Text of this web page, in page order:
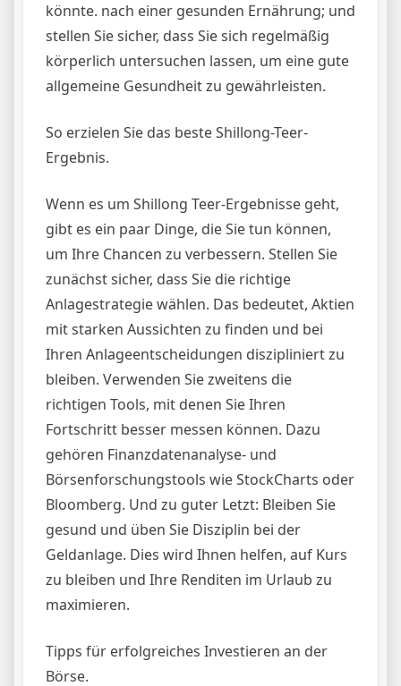
könnte. nach einer gesunden Ernährung; und
stellen Sie sicher, dass Sie sich regelmäßig
körperlich untersuchen lassen, um eine gute
allgemeine Gesundheit zu gewährleisten.
So erzielen Sie das beste Shillong-Teer-
Ergebnis.
Wenn es um Shillong Teer-Ergebnisse geht,
gibt es ein paar Dinge, die Sie tun können,
um Ihre Chancen zu verbessern. Stellen Sie
zunächst sicher, dass Sie die richtige
Anlagestrategie wählen. Das bedeutet, Aktien
mit starken Aussichten zu finden und bei
Ihren Anlageentscheidungen diszipliniert zu
bleiben. Verwenden Sie zweitens die
richtigen Tools, mit denen Sie Ihren
Fortschritt besser messen können. Dazu
gehören Finanzdatenanalyse- und
Börsenforschungstools wie StockCharts oder
Bloomberg. Und zu guter Letzt: Bleiben Sie
gesund und üben Sie Disziplin bei der
Geldanlage. Dies wird Ihnen helfen, auf Kurs
zu bleiben und Ihre Renditen im Urlaub zu
maximieren.
Tipps für erfolgreiches Investieren an der
Börse.